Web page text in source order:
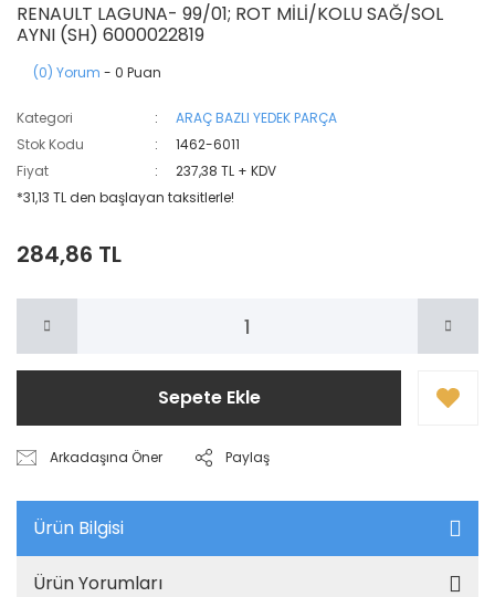
RENAULT LAGUNA- 99/01; ROT MİLİ/KOLU SAĞ/SOL
AYNI (SH) 6000022819
(0) Yorum - 0 Puan
Kategori
ARAÇ BAZLI YEDEK PARÇA
Stok Kodu
1462-6011
Fiyat
237,38 TL + KDV
*31,13 TL den başlayan taksitlerle!
284,86 TL
Sepete Ekle
Arkadaşına Öner Paylaş
Ürün Bilgisi
Ürün Yorumları